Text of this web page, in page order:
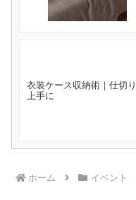
衣装ケース収納術｜仕切
上手に
ホーム イベント